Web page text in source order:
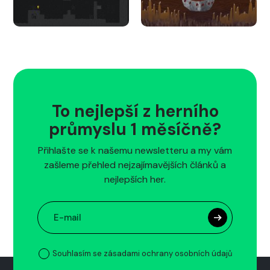
To nejlepší z herního
průmyslu 1 měsíčně?
Přihlašte se k našemu newsletteru a my vám
zašleme přehled nejzajímavějších článků a
nejlepších her.
Souhlasím se zásadami ochrany osobních údajů